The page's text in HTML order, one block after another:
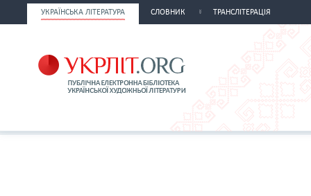
УКРАЇНСЬКА ЛІТЕРАТУРА СЛОВНИК ТРАНСЛІТЕРАЦІЯ